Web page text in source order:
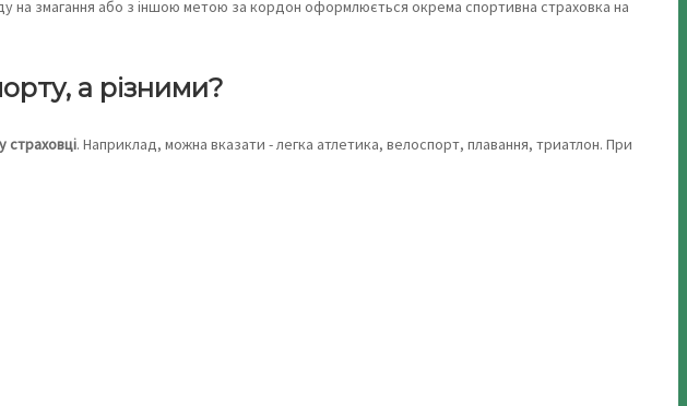
на змагання або з іншою метою за кордон оформлюється окрема спортивна страховка на
а різними?
страховці. Наприклад, можна вказати - легка атлетика, велоспорт, плавання, триатлон. При